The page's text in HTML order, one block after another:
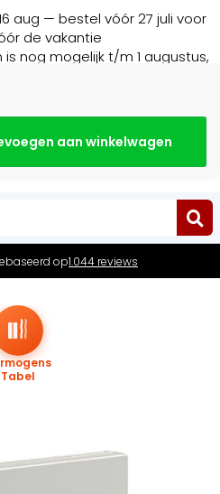
aug — bestel vóór 27 juli voor
de vakantie
nog mogelijk t/m 1 augustus,
op1.044 reviews
Tabel
aan winkelwagen